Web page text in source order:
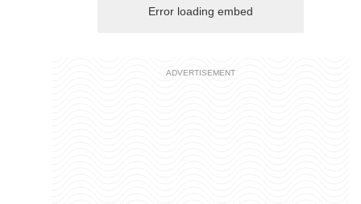
Error loading embed